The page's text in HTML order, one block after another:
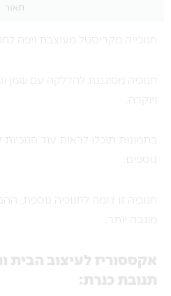
תאור
חנוכייה מקריסטל מעוצבת ויפה
חנוכיה מסוגננת להדלקה עם שמן
ויוקרה.
בתמונות תוכלו לראות עוד
נוספים.
חנוכיה זו דומה לחנוכיה נוספת,
מוגבה יותר.
אקססוריז לעיצוב הבית
תנובת כנרת: